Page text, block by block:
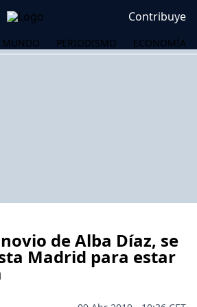
Contribuye
MUNDO PERIODISMO ECONOMÍA
de Alba Díaz, se
Madrid para estar